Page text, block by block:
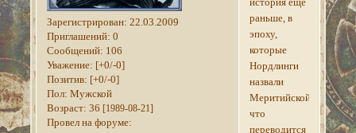
Зарегистрирован: 22.03.2009
Приглашений: 0
Сообщений: 106
Уважение: [+0/-0]
Позитив: [+0/-0]
Пол: Мужской
Возраст: 36 [1989-08-21]
Провел на форуме:
раньше, в
эпоху,
которые
Нордлинги
назвали
Меритийской,
что
переводится